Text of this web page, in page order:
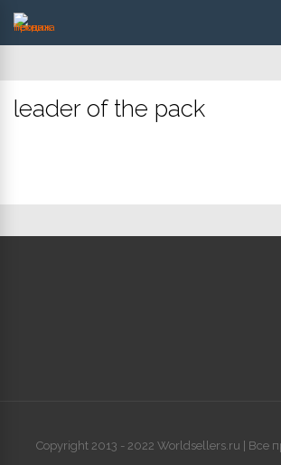
leader of the pack
Copyright 2013 - 2022 Worldsellers.ru | Все